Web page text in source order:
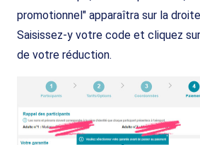
promotionnel" apparaîtra sur la droite
Saisissez-y votre code et cliquez
de votre réduction.